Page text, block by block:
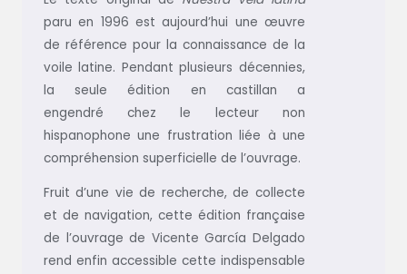
paru en 1996 est aujourd’hui une œuvre
de référence pour la connaissance de la
voile latine. Pendant plusieurs décennies,
la seule édition en castillan a
engendré chez le lecteur non
hispanophone une frustration liée à une
compréhension superficielle de l’ouvrage.
Fruit d’une vie de recherche, de collecte
et de navigation, cette édition française
de l’ouvrage de Vicente García Delgado
rend enfin accessible cette indispensable